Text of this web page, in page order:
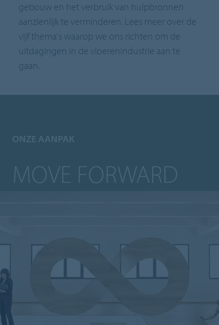
gebouw en het verbruik van hulpbronnen
aanzienlijk te verminderen. Lees meer over de
vijf thema's waarop we ons richten om de
uitdagingen in de vloerenindustrie aan te
gaan.
ONZE AANPAK
MOVE FORWARD